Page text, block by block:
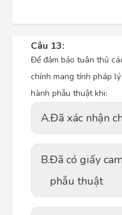
Câu 13:
Để đảm bảo tuân thủ
chính mang tính pháp
hành phẫu thuật khi:
A.Đã xác nhận
B.Đã có giấy
phẫu thuật